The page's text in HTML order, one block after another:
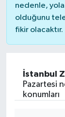
nedenle, yola
olduğunu
fikir olacaktır.
İstanbul
Pazartesi
konumları
ÖZEL
SAĞLIK